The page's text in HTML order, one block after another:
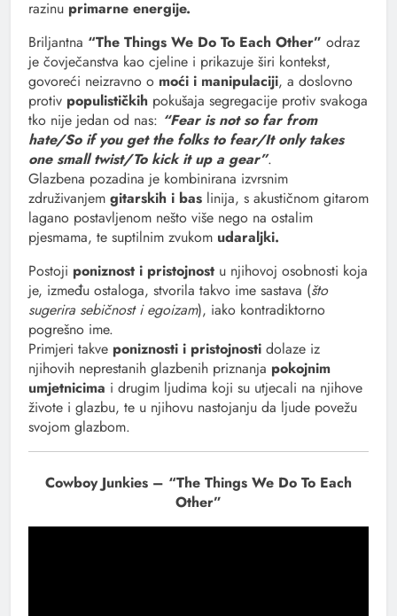
razinu primarne energije.
Briljantna “The Things We Do To Each Other” odraz
je čovječanstva kao cjeline i prikazuje širi kontekst,
govoreći neizravno o moći i manipulaciji, a doslovno
protiv populističkih pokušaja segregacije protiv svakoga
tko nije jedan od nas: “Fear is not so far from
hate/So if you get the folks to fear/It only takes
one small twist/To kick it up a gear”.
Glazbena pozadina je kombinirana izvrsnim
združivanjem gitarskih i bas linija, s akustičnom gitarom
lagano postavljenom nešto više nego na ostalim
pjesmama, te suptilnim zvukom udaraljki.
Postoji poniznost i pristojnost u njihovoj osobnosti koja
je, između ostaloga, stvorila takvo ime sastava (što
sugerira sebičnost i egoizam), iako kontradiktorno
pogrešno ime.
Primjeri takve poniznosti i pristojnosti dolaze iz
njihovih neprestanih glazbenih priznanja pokojnim
umjetnicima i drugim ljudima koji su utjecali na njihove
živote i glazbu, te u njihovu nastojanju da ljude povežu
svojom glazbom.
Cowboy Junkies – “The Things We Do To Each
Other”